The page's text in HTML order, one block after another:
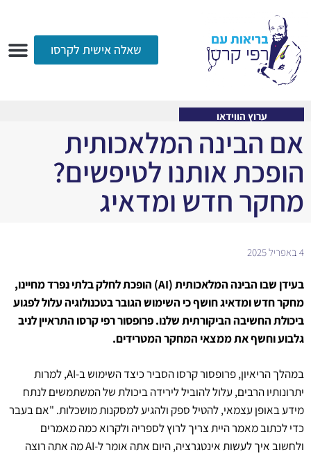
שאלה אישית לקרסו
ערוץ הווידאו
אם הבינה המלאכותית
הופכת אותנו לטיפשים?
מחקר חדש ומדאיג
4 באפריל 2025
בעידן שבו הבינה המלאכותית (AI) הופכת לחלק בלתי נפרד מחיינו,
מחקר חדש ומדאיג חושף כי השימוש הגובר בטכנולוגיה עלול לפגוע
ביכולת החשיבה הביקורתית שלנו. פרופסור רפי קרסו התראיין לניב
גלבוע וחשף את ממצאי המחקר המטרידים.
במהלך הריאיון, פרופסור קרסו הסביר כיצד השימוש ב-AI, למרות
יתרונותיו הרבים, עלול להוביל לירידה ביכולת של המשתמשים לנתח
מידע באופן עצמאי, להטיל ספק ולהגיע למסקנות מושכלות. "אם בעבר
כדי לכתוב מאמר היית צריך לרוץ לספריה ולקרוא כמה מאמרים
ולחשוב איך לעשות אינטגרציה, היום אתה אומר ל-AI מה אתה רוצה